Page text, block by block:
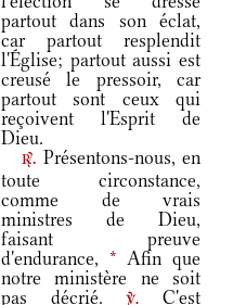
partout dans son éclat,
car partout resplendit
l'Église; partout aussi est
creusé le pressoir, car
partout sont ceux qui
reçoivent l'Esprit de
Dieu.
r. Présentons-nous, en
toute circonstance,
comme de vrais
ministres de Dieu,
faisant preuve
d'endurance, * Afin que
notre ministère ne soit
pas décrié.v.
C'est